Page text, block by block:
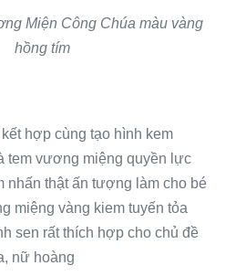
Miện Công Chúa màu vàng
hồng tím
hợp cùng tạo hình kem
tem vương miệng quyền lực
nhấn thật ấn tượng làm cho bé
miệng vàng kiem tuyến tỏa
sen rất thích hợp cho chủ đề
nữ hoàng